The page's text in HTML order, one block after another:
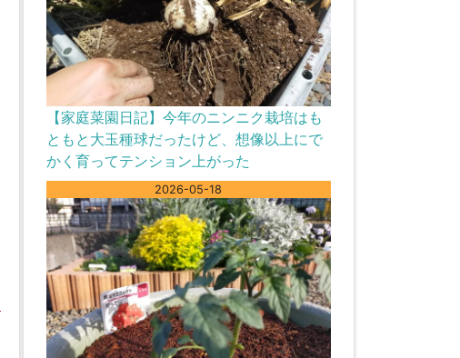
【家庭菜園日記】今年のニンニク栽培はも
ともと大玉種球だったけど、想像以上にで
かく育ってテンション上がった
2026-05-18